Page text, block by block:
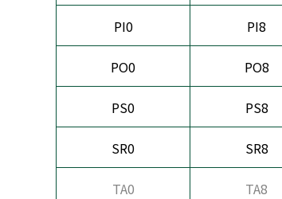
PI0 PI8
PO0 PO8
PS0 PS8
SR0 SR8
TA0 TA8